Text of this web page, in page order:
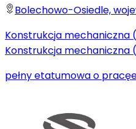
Bolechowo-Osiedle,
Konstrukcja mechaniczna
Konstrukcja mechaniczna
pełny etatumowa o pracę